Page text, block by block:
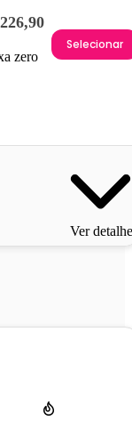
zero
Selecionar
Ver